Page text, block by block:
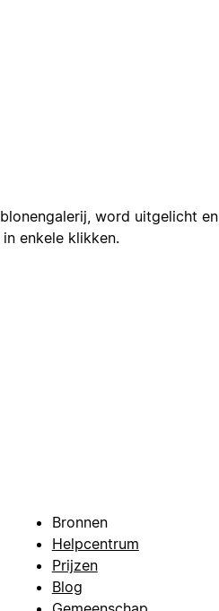
word uitgelicht en
enkele klikken.
Bronnen
Helpcentrum
Prijzen
Blog